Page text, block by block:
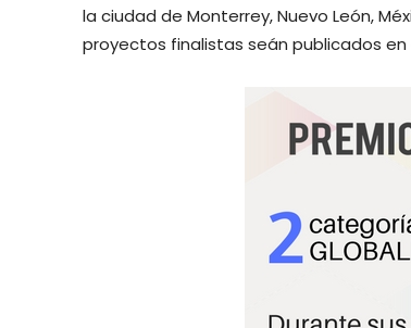
la ciudad de Monterrey, Nuevo León,
proyectos finalistas seán publicados en